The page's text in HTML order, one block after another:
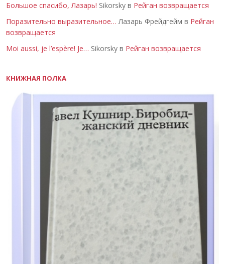
Большое спасибо, Лазарь! Sikorsky в Рейган возвращается
Поразительно выразительное… Лазарь Фрейдгейм в Рейган
возвращается
Moi aussi, je l’espère! Je… Sikorsky в Рейган возвращается
КНИЖНАЯ ПОЛКА